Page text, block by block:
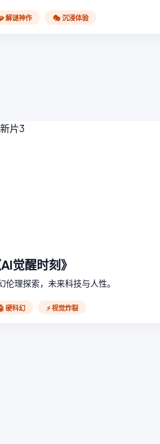
解谜神作 🎭 沉浸体验
AI觉醒时刻》
伦理探索，未来科技与人性。
硬科幻 ⚡ 视觉炸裂